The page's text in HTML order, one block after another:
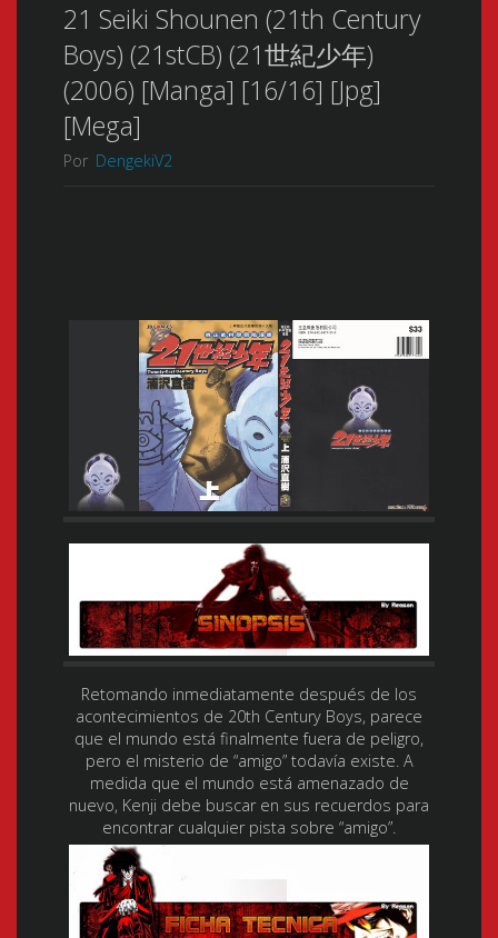
21 Seiki Shounen (21th Century
Boys) (21stCB) (21世紀少年)
(2006) [Manga] [16/16] [Jpg]
[Mega]
Por DengekiV2
Retomando inmediatamente después de los
acontecimientos de 20th Century Boys, parece
que el mundo está finalmente fuera de peligro,
pero el misterio de “amigo” todavía existe. A
medida que el mundo está amenazado de
nuevo, Kenji debe buscar en sus recuerdos para
encontrar cualquier pista sobre “amigo”.